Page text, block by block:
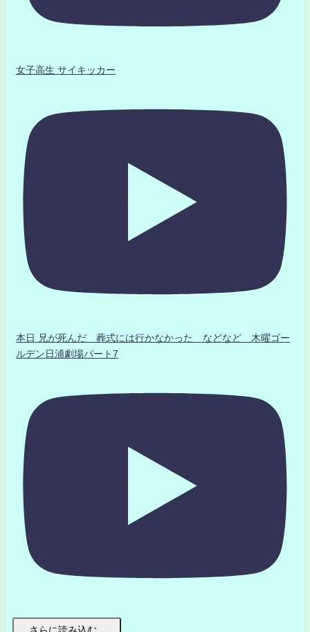
女子高生 サイキッカー
本日 兄が死んだ 葬式には行かなかった などなど 木曜ゴー
ルデン日浦劇場パート7